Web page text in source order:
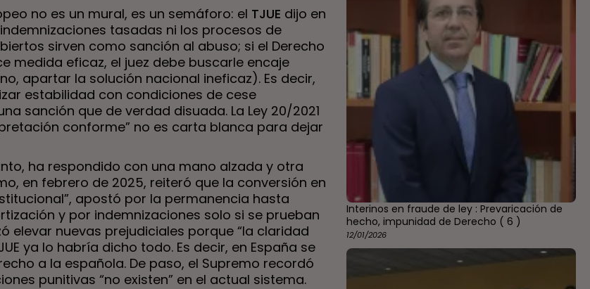
Interinos en fraude de ley : Prevaricación de
hecho, impunidad de Derecho ( 6 )
12/01/2026
no es un mural, es un semáforo: el TJUE dijo en
tasadas ni los procesos de
sirven como sanción al abuso; si el Derecho
medida eficaz, el juez debe buscarle encaje
apartar la solución nacional ineficaz). Es decir,
estabilidad con condiciones de cese
sanción que de verdad disuada. La Ley 20/2021
conforme” no es carta blanca para dejar
ha respondido con una mano alzada y otra
en febrero de 2025, reiteró que la conversión en
apostó por la permanencia hasta
y por indemnizaciones solo si se prueban
elevar nuevas prejudiciales porque “la claridad
ya lo habría dicho todo. Es decir, en España se
a la española. De paso, el Supremo recordó
punitivas “no existen” en el actual sistema.